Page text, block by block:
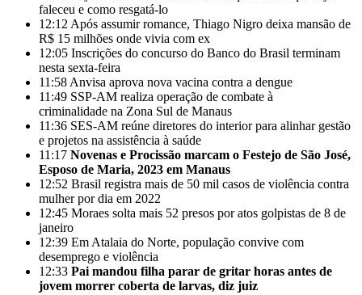
faleceu e como resgatá-lo
12:12 Após assumir romance, Thiago Nigro deixa mansão de
R$ 15 milhões onde vivia com ex
12:05 Inscrições do concurso do Banco do Brasil terminam
nesta sexta-feira
11:58 Anvisa aprova nova vacina contra a dengue
11:49 SSP-AM realiza operação de combate à
criminalidade na Zona Sul de Manaus
11:36 SES-AM reúne diretores do interior para alinhar gestão
e projetos na assistência à saúde
11:17 Novenas e Procissão marcam o Festejo de São José,
Esposo de Maria, 2023 em Manaus
12:52 Brasil registra mais de 50 mil casos de violência contra
mulher por dia em 2022
12:45 Moraes solta mais 52 presos por atos golpistas de 8 de
janeiro
12:39 Em Atalaia do Norte, população convive com
desemprego e violência
12:33 Pai mandou filha parar de gritar horas antes de
jovem morrer coberta de larvas, diz juiz